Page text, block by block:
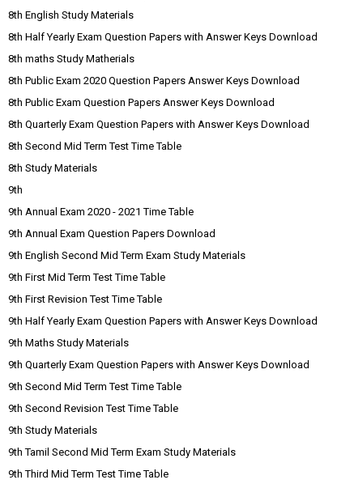
8th English Study Materials
8th Half Yearly Exam Question Papers with Answer Keys Download
8th maths Study Matherials
8th Public Exam 2020 Question Papers Answer Keys Download
8th Public Exam Question Papers Answer Keys Download
8th Quarterly Exam Question Papers with Answer Keys Download
8th Second Mid Term Test Time Table
8th Study Materials
9th
9th Annual Exam 2020 - 2021 Time Table
9th Annual Exam Question Papers Download
9th English Second Mid Term Exam Study Materials
9th First Mid Term Test Time Table
9th First Revision Test Time Table
9th Half Yearly Exam Question Papers with Answer Keys Download
9th Maths Study Materials
9th Quarterly Exam Question Papers with Answer Keys Download
9th Second Mid Term Test Time Table
9th Second Revision Test Time Table
9th Study Materials
9th Tamil Second Mid Term Exam Study Materials
9th Third Mid Term Test Time Table